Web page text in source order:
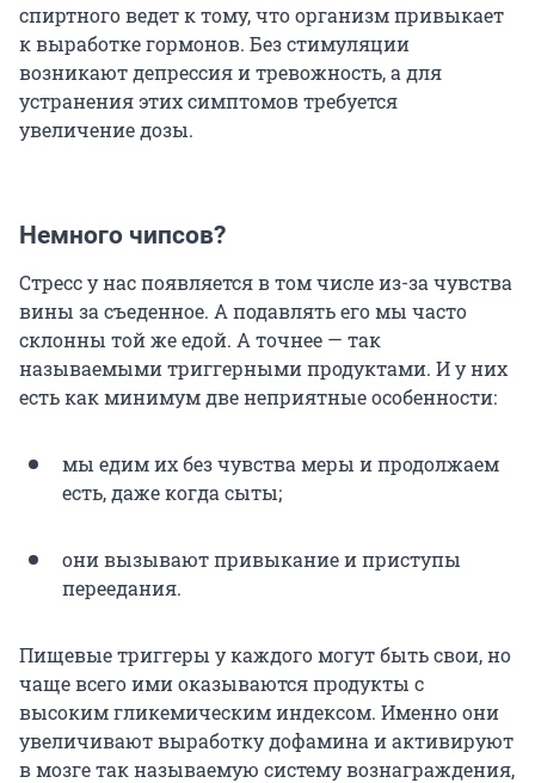
спиртного ведет к тому, что организм привыкает
к выработке гормонов. Без стимуляции
возникают депрессия и тревожность, а для
устранения этих симптомов требуется
увеличение дозы.
Немного чипсов?
Стресс у нас появляется в том числе из-за чувства
вины за съеденное. А подавлять его мы часто
склонны той же едой. А точнее — так
называемыми триггерными продуктами. И у них
есть как минимум две неприятные особенности:
мы едим их без чувства меры и продолжаем
есть, даже когда сыты;
они вызывают привыкание и приступы
переедания.
Пищевые триггеры у каждого могут быть свои, но
чаще всего ими оказываются продукты с
высоким гликемическим индексом. Именно они
увеличивают выработку дофамина и активируют
в мозге так называемую систему вознаграждения,